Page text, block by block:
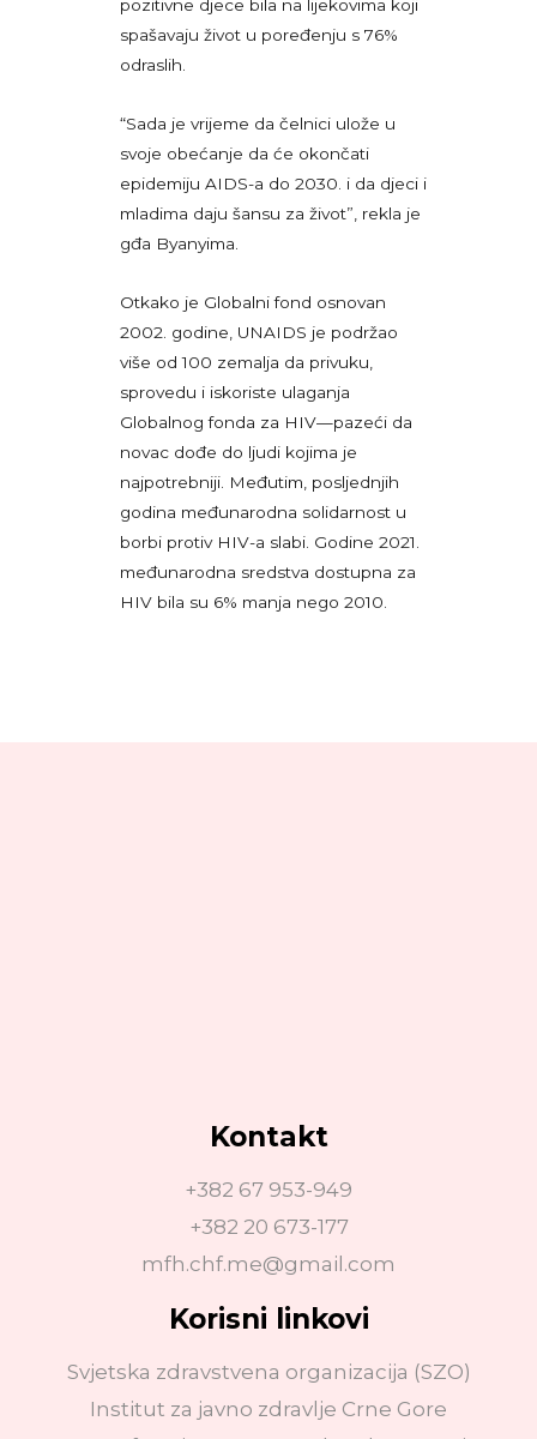
pozitivne djece bila na lijekovima koji
spašavaju život u poređenju s 76%
odraslih.
“Sada je vrijeme da čelnici ulože u
svoje obećanje da će okončati
epidemiju AIDS-a do 2030. i da djeci i
mladima daju šansu za život”, rekla je
gđa Byanyima.
Otkako je Globalni fond osnovan
2002. godine, UNAIDS je podržao
više od 100 zemalja da privuku,
sprovedu i iskoriste ulaganja
Globalnog fonda za HIV—pazeći da
novac dođe do ljudi kojima je
najpotrebniji. Međutim, posljednjih
godina međunarodna solidarnost u
borbi protiv HIV-a slabi. Godine 2021.
međunarodna sredstva dostupna za
HIV bila su 6% manja nego 2010.
Kontakt
+382 67 953-949
+382 20 673-177
mfh.chf.me@gmail.com
Korisni linkovi
Svjetska zdravstvena organizacija (SZO)
Institut za javno zdravlje Crne Gore